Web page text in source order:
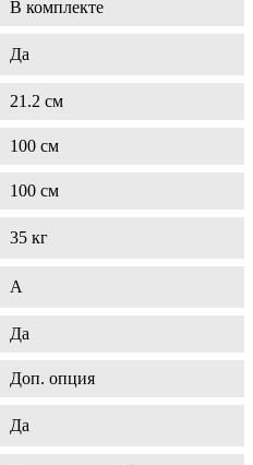
В комплекте
Да
21.2 см
100 см
100 см
35 кг
A
Да
Доп. опция
Да